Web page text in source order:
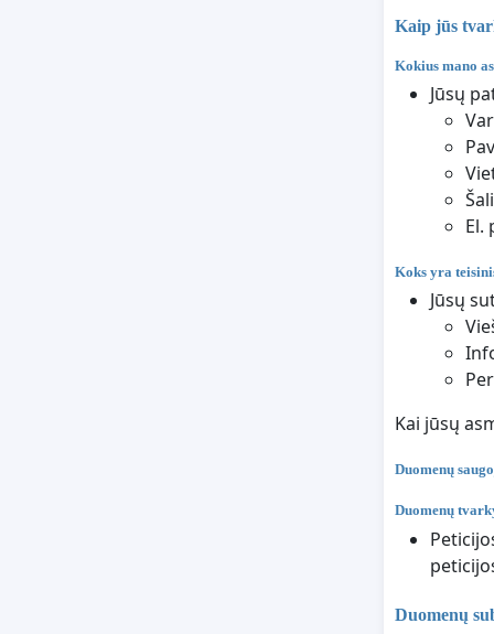
Kaip jūs
Kokius mano
Jūsų
El.
Koks yra
Jūsų
Kai jūsų
Duomenų
Duomenų
Duomenų